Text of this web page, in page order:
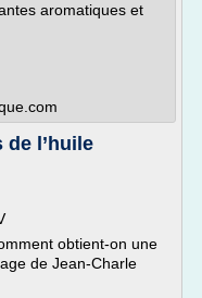
aromatiques et
l’huile
obtient-on une
de Jean-Charle